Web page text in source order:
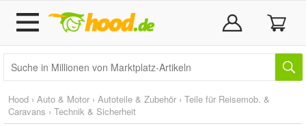
Hood › Auto & Motor › Autoteile & Zubehör › Teile für Reisemob. &
Caravans › Technik & Sicherheit